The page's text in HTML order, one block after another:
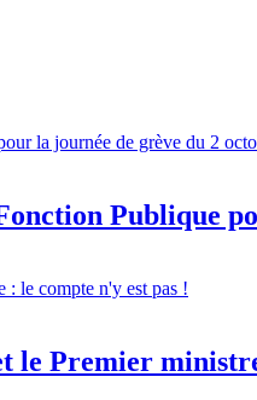
Publique
le Premier